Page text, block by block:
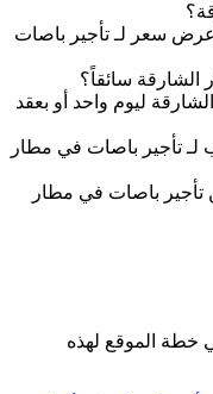
سعر لـ تأجير باصات
سائقاً؟
ليوم واحد أو بعقد
لـ تأجير باصات في مطار
تأجير باصات في مطار
خطة الموقع لهذه